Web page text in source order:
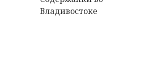
Владивостоке